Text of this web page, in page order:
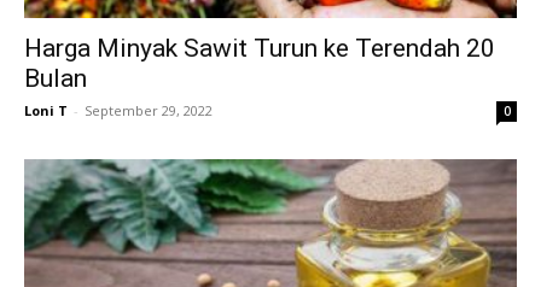
Harga Minyak Sawit Turun ke Terendah 20
Bulan
Loni T - September 29, 2022 0